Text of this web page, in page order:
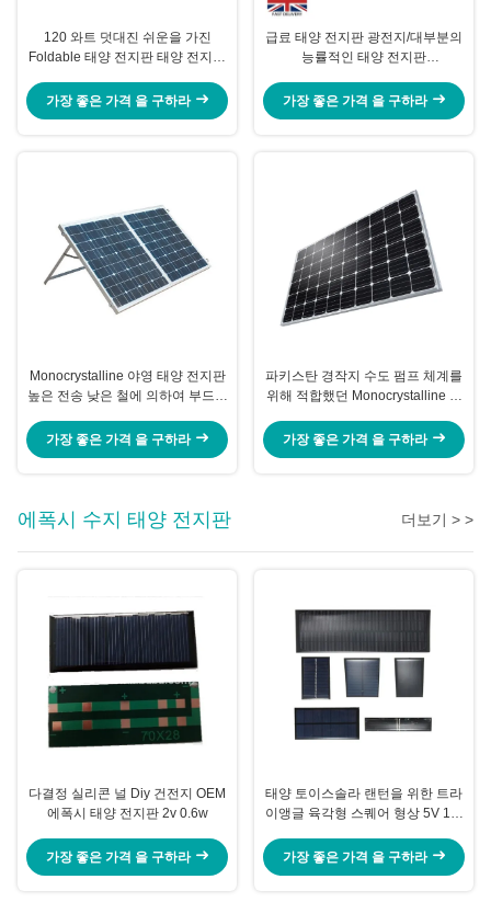
120 와트 덧대진 쉬운을 가진
Foldable 태양 전지판 태양 전지는
가장 좋은 가격 을 구하라
급료 태양 전지판 광전지/대부분의
능률적인 태양 전지판
가장 좋은 가격 을 구하라
Monocrystalline 야영 태양 전지판
높은 전송 낮은 철에 의하여 부드럽
가장 좋은 가격 을 구하라
파키스탄 경작지 수도 펌프 체계를
위해 적합했던 Monocrystalline 태
가장 좋은 가격 을 구하라
에폭시 수지 태양 전지판 더보기 > >
다결정 실리콘 널 Diy 건전지 OEM
에폭시 태양 전지판 2v 0.6w
가장 좋은 가격 을 구하라
태양 토이스솔라 랜턴을 위한 트라
이앵글 육각형 스퀘어 형상 5V 1W
지판
가장 좋은 가격 을 구하라